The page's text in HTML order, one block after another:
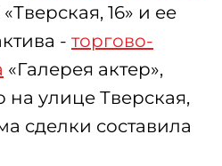
16» и ее
- торгово-
«Галерея актер»,
улице Тверская,
сделки составила